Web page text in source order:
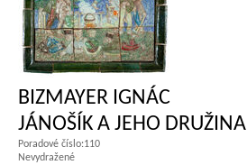
BIZMAYER IGNÁC
JÁNOŠÍK A JEHO DRUŽINA
Poradové číslo:110
Nevydražené